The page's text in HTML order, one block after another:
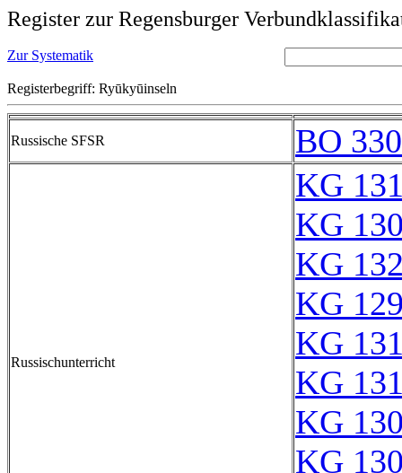
Register zur Regensburger
Zur Systematik
Registerbegriff: Ryūkyūinseln
Russische SFSR BO
Russischunterricht
KG
KG
KG
KG
KG
KG
KG
KG